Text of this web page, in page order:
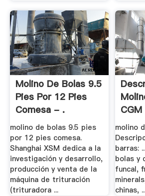
Molino De Bolas 9.5
Pies Por 12 Pies
Comesa - .
molino de bolas 9.5 pies
por 12 pies comesa.
Shanghai XSM dedica a la
investigación y desarrollo,
producción y venta de la
máquina de trituración
(trituradora ...
molino
barras:
bolas y
funcal,
chinas,